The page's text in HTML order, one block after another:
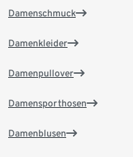
Damenschmuck
Damenkleider
Damenpullover
Damensporthosen
Damenblusen